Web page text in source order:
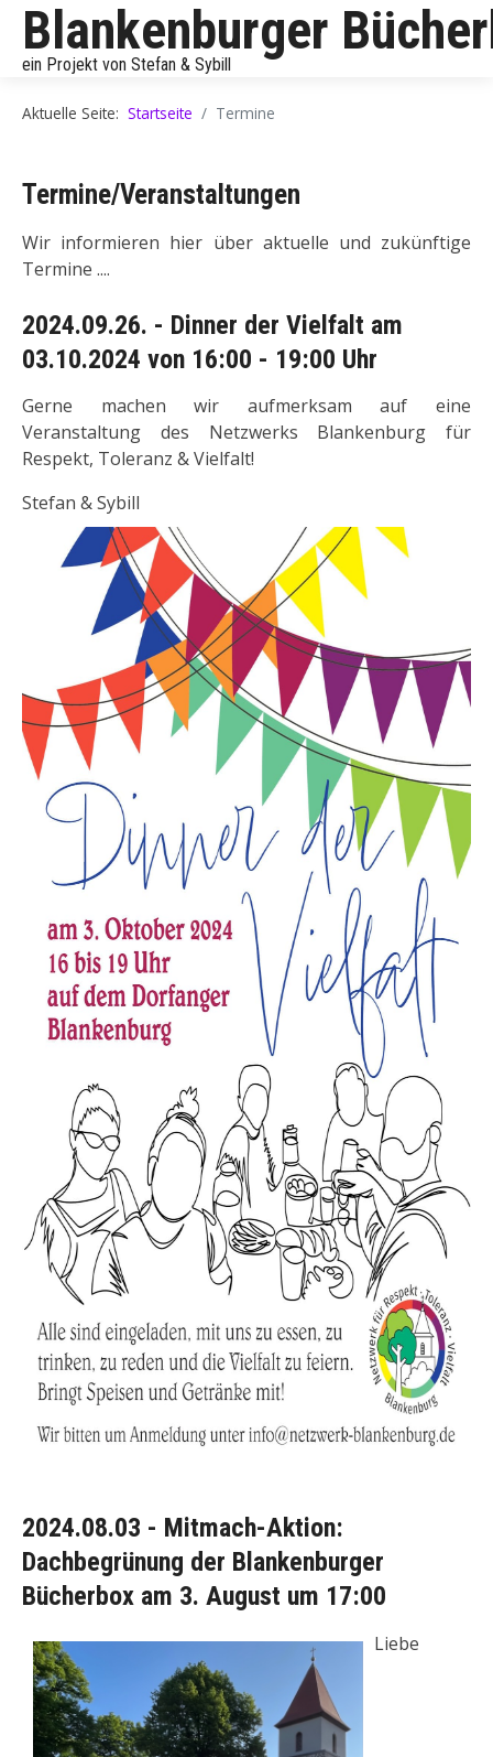
Blankenburger
ein Projekt von Stefan & Sybill
Aktuelle Seite: Startseite Termine
Termine/Veranstaltungen
Wir informieren hier über aktuelle und zukünftige
Termine ....
2024.09.26. - Dinner der Vielfalt am
03.10.2024 von 16:00 - 19:00 Uhr
Gerne machen wir aufmerksam auf eine
Veranstaltung des Netzwerks Blankenburg für
Respekt, Toleranz & Vielfalt!
Stefan & Sybill
2024.08.03 - Mitmach-Aktion:
Dachbegrünung der Blankenburger
Bücherbox am 3. August um 17:00
Liebe